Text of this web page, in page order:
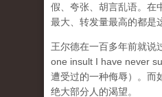
假、夸张、胡言乱语。在
最大、转发量最高的都是
王尔德在一百多年前就说
one insult I have never
遭受过的一种侮辱）。而
绝大部分人的渴望。